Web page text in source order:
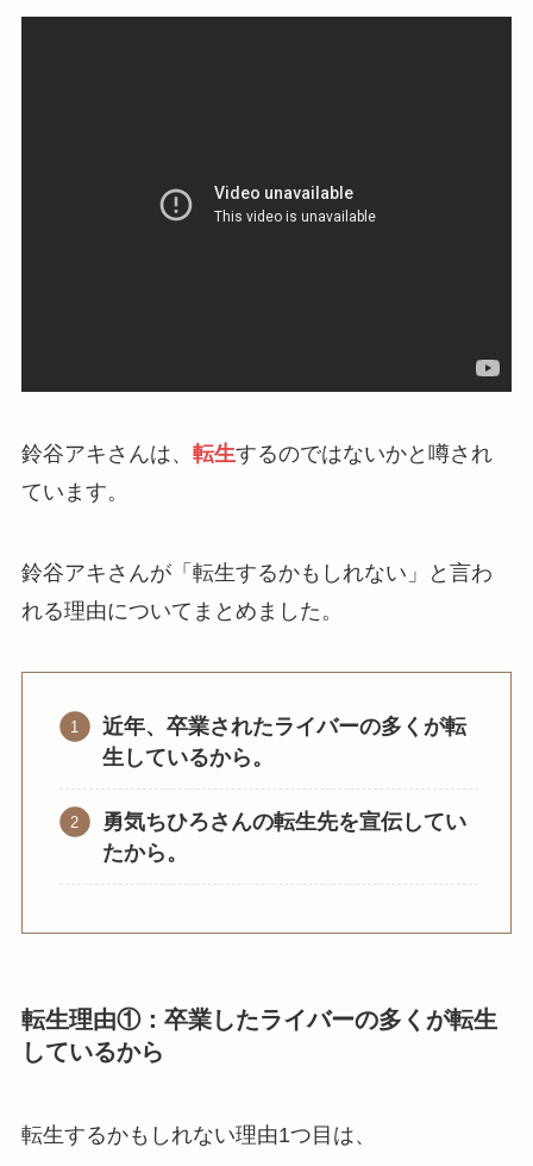
鈴谷アキさんは、 転生するのではないかと噂され
ています。
鈴谷アキさんが「転生するかもしれない」と言わ
れる理由についてまとめました。
近年、卒業されたライバーの多くが転
生しているから。
勇気ちひろさんの転生先を宣伝してい
たから。
転生理由①：卒業したライバーの多くが転生
しているから
転生するかもしれない理由1つ目は、